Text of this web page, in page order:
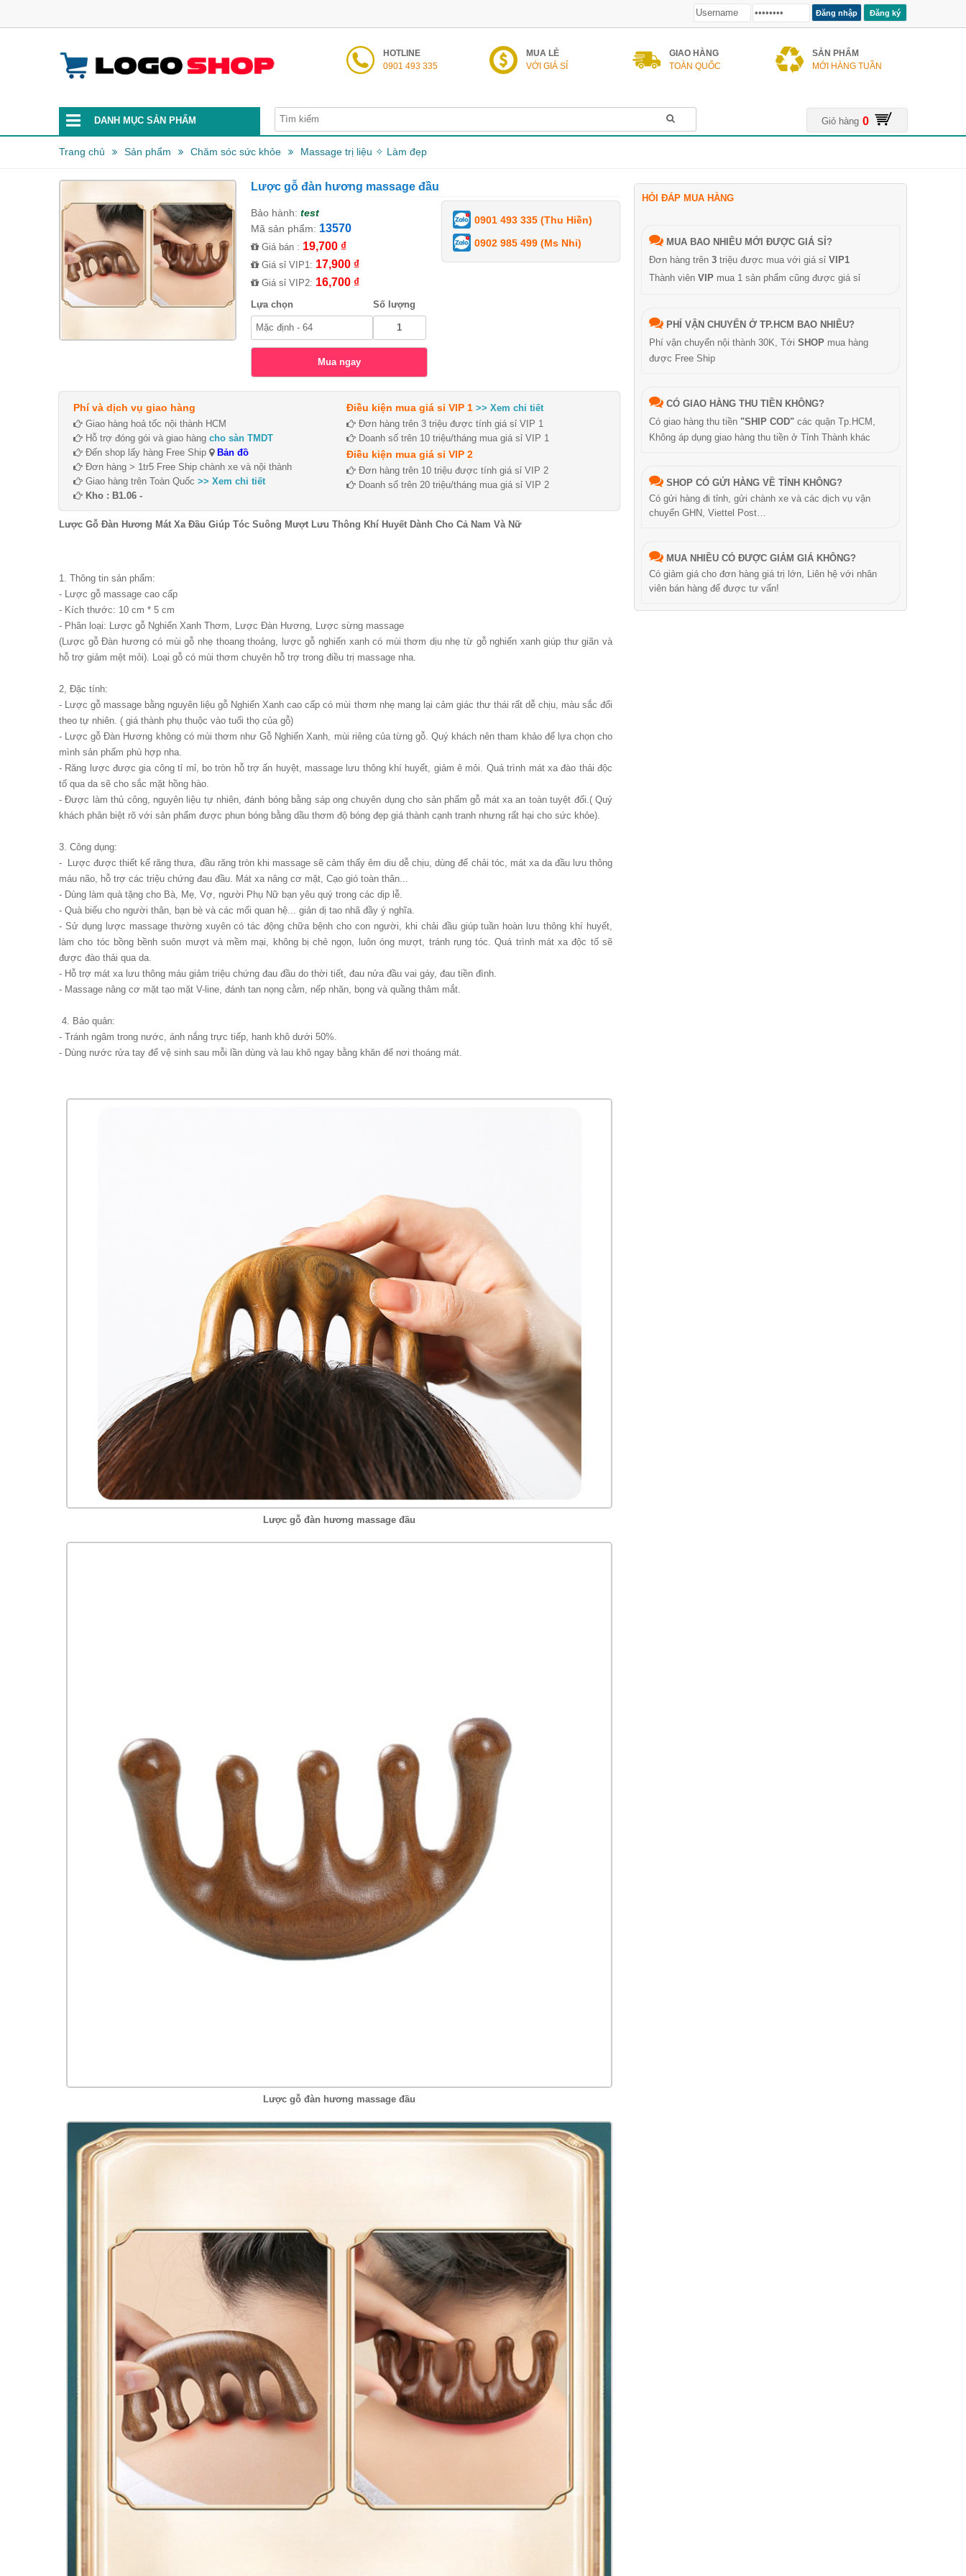
Đăng ký
HOTLINE
0901 493 335
MUA LẺ
VỚI GIÁ SỈ
GIAO HÀNG
TOÀN QUỐC
SẢN PHẨM
MỚI HÀNG TUẦN
Giỏ hàng 0
DANH MỤC SẢN PHẨM
Trang chủ Sản phẩm Chăm sóc sức khỏe Massage trị liệu ✧ Làm đẹp
Lược gỗ đàn hương massage đầu
Bảo hành: test
Mã sản phẩm: 13570
Giá bán : 19,700 ₫
Giá sỉ VIP1: 17,900 ₫
Giá sỉ VIP2: 16,700 ₫
Lựa chọn Số lượng
0901 493 335 (Thu Hiền)
0902 985 499 (Ms Nhi)
Phí và dịch vụ giao hàng
Giao hàng hoả tốc nội thành HCM
Hỗ trợ đóng gói và giao hàng cho sàn TMDT
Đến shop lấy hàng Free Ship
Bản đồ
Đơn hàng > 1tr5 Free Ship chành xe và nội thành
Giao hàng trên Toàn Quốc >> Xem chi tiết
Kho : B1.06 -
Điều kiện mua giá sỉ VIP 1 >> Xem chi tiết
Đơn hàng trên 3 triệu được tính giá sỉ VIP 1
Doanh số trên 10 triệu/tháng mua giá sỉ VIP 1
Điều kiện mua giá sỉ VIP 2
Đơn hàng trên 10 triệu được tính giá sỉ VIP 2
Doanh số trên 20 triệu/tháng mua giá sỉ VIP 2
Lược Gỗ Đàn Hương Mát Xa Đầu Giúp Tóc Suông Mượt Lưu Thông Khí Huyết Dành Cho Cả Nam Và Nữ
1. Thông tin sản phẩm:
- Lược gỗ massage cao cấp
- Kích thước: 10 cm * 5 cm
- Phân loại: Lược gỗ Nghiến Xanh Thơm, Lược Đàn Hương, Lược sừng massage
(Lược gỗ Đàn hương có mùi gỗ nhẹ thoang thoảng, lược gỗ nghiến xanh có mùi thơm dịu nhẹ từ gỗ nghiến xanh giúp thư giãn và
hỗ trợ giảm mệt mỏi). Loại gỗ có mùi thơm chuyên hỗ trợ trong điều trị massage nha.
2, Đặc tính:
- Lược gỗ massage bằng nguyên liệu gỗ Nghiến Xanh cao cấp có mùi thơm nhẹ mang lại cảm giác thư thái rất dễ chịu, màu sắc đổi
theo tự nhiên. ( giá thành phụ thuộc vào tuổi thọ của gỗ)
- Lược gỗ Đàn Hương không có mùi thơm như Gỗ Nghiến Xanh, mùi riêng của từng gỗ. Quý khách nên tham khảo để lựa chọn cho
mình sản phẩm phù hợp nha.
- Răng lược được gia công tỉ mỉ, bo tròn hỗ trợ ấn huyệt, massage lưu thông khí huyết, giảm ê mỏi. Quá trình mát xa đào thải độc
tố qua da sẽ cho sắc mặt hồng hào.
- Được làm thủ công, nguyên liệu tự nhiên, đánh bóng bằng sáp ong chuyên dụng cho sản phẩm gỗ mát xa an toàn tuyệt đối.( Quý
khách phân biệt rõ với sản phẩm được phun bóng bằng dầu thơm độ bóng đẹp giá thành cạnh tranh nhưng rất hại cho sức khỏe).
3. Công dụng:
- Lược được thiết kế răng thưa, đầu răng tròn khi massage sẽ cảm thấy êm diu dễ chịu, dùng để chải tóc, mát xa da đầu lưu thông
máu não, hỗ trợ các triệu chứng đau đầu. Mát xa nâng cơ mặt, Cạo gió toàn thân...
- Dùng làm quà tặng cho Bà, Mẹ, Vợ, người Phụ Nữ bạn yêu quý trong các dịp lễ.
- Quà biếu cho người thân, bạn bè và các mối quan hệ... giản dị tao nhã đầy ý nghĩa.
- Sử dụng lược massage thường xuyên có tác động chữa bệnh cho con người, khi chải đầu giúp tuần hoàn lưu thông khí huyết,
làm cho tóc bồng bềnh suôn mượt và mềm mại, không bị chẻ ngọn, luôn óng mượt, tránh rụng tóc. Quá trình mát xa độc tố sẽ
được đào thải qua da.
- Hỗ trợ mát xa lưu thông máu giảm triệu chứng đau đầu do thời tiết, đau nửa đầu vai gáy, đau tiền đình.
- Massage nâng cơ mặt tạo mặt V-line, đánh tan nọng cằm, nếp nhăn, bọng và quầng thâm mắt.
4. Bảo quản:
- Tránh ngâm trong nước, ánh nắng trực tiếp, hanh khô dưới 50%.
- Dùng nước rửa tay để vệ sinh sau mỗi lần dùng và lau khô ngay bằng khăn để nơi thoáng mát.
Lược gỗ đàn hương massage đầu
Lược gỗ đàn hương massage đầu
HỎI ĐÁP MUA HÀNG
MUA BAO NHIÊU MỚI ĐƯỢC GIÁ SỈ?
Đơn hàng trên 3 triệu được mua với giá sỉ VIP1
Thành viên VIP mua 1 sản phẩm cũng được giá sỉ
PHÍ VẬN CHUYỂN Ở TP.HCM BAO NHIÊU?
Phí vận chuyển nội thành 30K, Tới SHOP mua hàng
được Free Ship
CÓ GIAO HÀNG THU TIỀN KHÔNG?
Có giao hàng thu tiền "SHIP COD" các quận Tp.HCM,
Không áp dụng giao hàng thu tiền ở Tỉnh Thành khác
SHOP CÓ GỬI HÀNG VỀ TỈNH KHÔNG?
Có gửi hàng đi tỉnh, gửi chành xe và các dịch vụ vận
chuyển GHN, Viettel Post…
MUA NHIỀU CÓ ĐƯỢC GIẢM GIÁ KHÔNG?
Có giảm giá cho đơn hàng giá trị lớn, Liên hệ với nhân
viên bán hàng để được tư vấn!